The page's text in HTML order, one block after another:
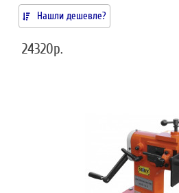
Нашли дешевле?
24320р.